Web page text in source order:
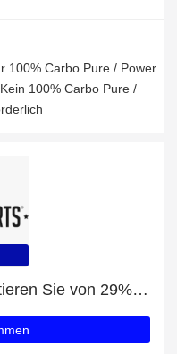
100% Carbo Pure / Power
100% Carbo Pure /
Gürteltasche Komfort: Profitieren Sie von 29% Rabatt auf Ihren Einkauf